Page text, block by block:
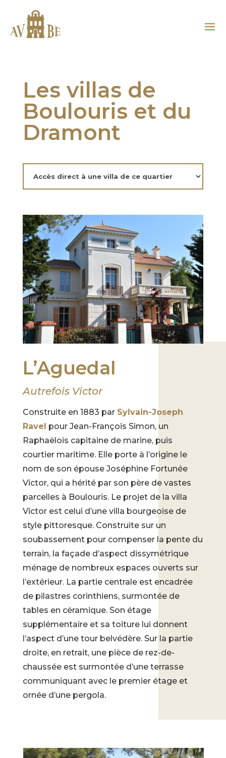
Les villas de
Boulouris et du
Dramont
L’Aguedal
Autrefois Victor
Construite en 1883 par Sylvain-Joseph
Ravel pour Jean-François Simon, un
Raphaëlois capitaine de marine, puis
courtier maritime. Elle porte à l’origine le
nom de son épouse Joséphine Fortunée
Victor, qui a hérité par son père de vastes
parcelles à Boulouris. Le projet de la villa
Victor est celui d’une villa bourgeoise de
style pittoresque. Construite sur un
soubassement pour compenser la pente du
terrain, la façade d’aspect dissymétrique
ménage de nombreux espaces ouverts sur
l’extérieur. La partie centrale est encadrée
de pilastres corinthiens, surmontée de
tables en céramique. Son étage
supplémentaire et sa toiture lui donnent
l’aspect d’une tour belvédère. Sur la partie
droite, en retrait, une pièce de rez-de-
chaussée est surmontée d’une terrasse
communiquant avec le premier étage et
ornée d’une pergola.